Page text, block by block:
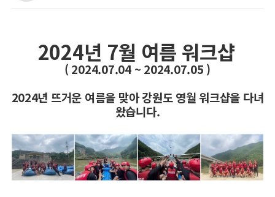
​2024년 7월 여름 워크샵
( 2024.07.04 ~ 2024.07.05 )
2024년 뜨거운 여름을 맞아 강원도 영월 워크샵을 다녀
왔습니다.